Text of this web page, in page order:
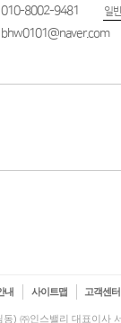
010-8002-9481 일
bhw0101@naver.com
내 사이트맵 고객센터
) ㈜인스밸리 대표이사